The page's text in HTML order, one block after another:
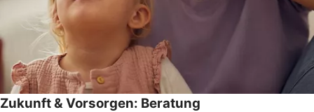
Zukunft & Vorsorgen: Beratung